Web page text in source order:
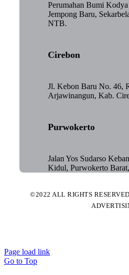
Perumahan Bumi
Jempong Baru,
NTB.
Cirebon
Jl. Kebon Baru No. 46,
Arjawinangun, Kab.
Purwokerto
Jalan Yos Sudarso
Kidul, Purwokerto
©2022 ALL RIGHTS
Page load link
Go to Top